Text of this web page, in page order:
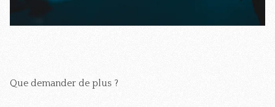
Que demander de plus ?